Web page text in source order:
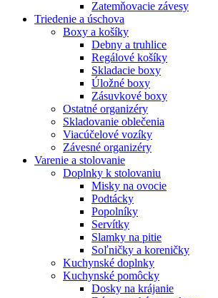
Zatemňovacie závesy
Triedenie a úschova
Boxy a košíky
Debny a truhlice
Regálové košíky
Skladacie boxy
Úložné boxy
Zásuvkové boxy
Ostatné organizéry
Skladovanie oblečenia
Viacúčelové vozíky
Závesné organizéry
Varenie a stolovanie
Doplnky k stolovaniu
Misky na ovocie
Podtácky
Popolníky
Servítky
Slamky na pitie
Soľničky a koreničky
Kuchynské doplnky
Kuchynské pomôcky
Dosky na krájanie